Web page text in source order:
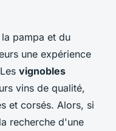
pampa et du
une expérience
vignobles
vins de qualité,
et corsés. Alors, si
recherche d'une